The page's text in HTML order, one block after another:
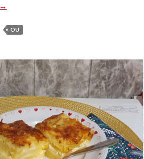
Salată clasică de cartofi
→
OU